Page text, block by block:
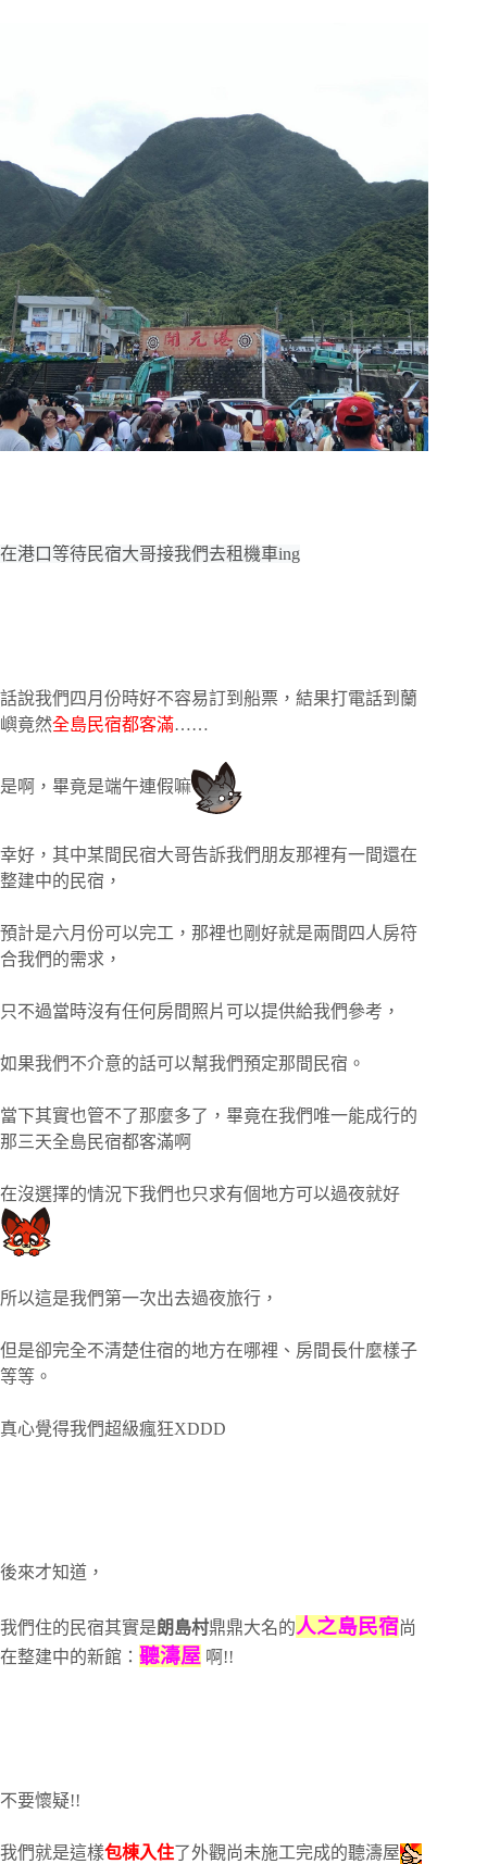
在港口等待民宿大哥接我們去租機車ing
話說我們四月份時好不容易訂到船票，結果打電話到蘭
嶼竟然全島民宿都客滿……
是啊，畢竟是端午連假嘛
幸好，其中某間民宿大哥告訴我們朋友那裡有一間還在
整建中的民宿，
預計是六月份可以完工，那裡也剛好就是兩間四人房符
合我們的需求，
只不過當時沒有任何房間照片可以提供給我們參考，
如果我們不介意的話可以幫我們預定那間民宿。
當下其實也管不了那麼多了，畢竟在我們唯一能成行的
那三天全島民宿都客滿啊
在沒選擇的情況下我們也只求有個地方可以過夜就好
所以這是我們第一次出去過夜旅行，
但是卻完全不清楚住宿的地方在哪裡、房間長什麼樣子
等等。
真心覺得我們超級瘋狂XDDD
後來才知道，
我們住的民宿其實是 朗島村鼎鼎大名的人之島民宿尚
在整建中的新館： 聽濤屋 啊!!
不要懷疑!!
我們就是這樣包棟入住了外觀尚未施工完成的聽濤屋